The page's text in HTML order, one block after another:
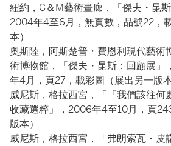
紐約，C＆M藝術畫廊，「傑夫・昆
2004年4至6月，無頁數，品號22，
本）
奧斯陸，阿斯楚普・費恩利現代藝術
術博物館，「傑夫・昆斯：回顧展
年4月，頁27，載彩圖（展出另一版本
威尼斯，格拉西宮，「『我們該往何
收藏選粹」，2006年4至10月，頁
版本）
威尼斯，格拉西宮，「弗朗索瓦・皮